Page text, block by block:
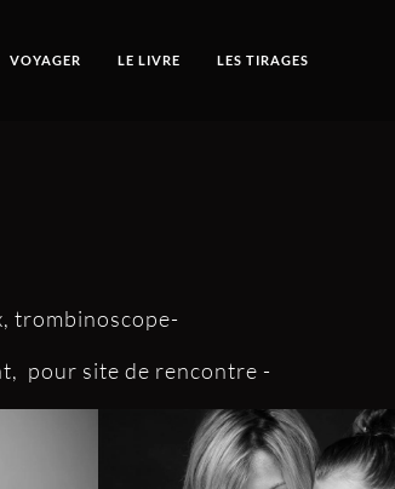
VOYAGER LE LIVRE LES TIRAGES
trombinoscope-
pour site de rencontre -